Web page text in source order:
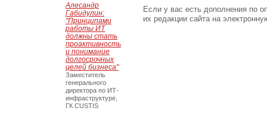
Если у вас есть дополнения по
их редакции сайта на
Алесандр
Габидулин:
"Принципами
работы ИТ
должны стать
проактивность
и понимание
долгосрочных
целей бизнеса"
Заместитель
генерального
директора по ИТ-
инфраструктуре,
ГК CUSTIS